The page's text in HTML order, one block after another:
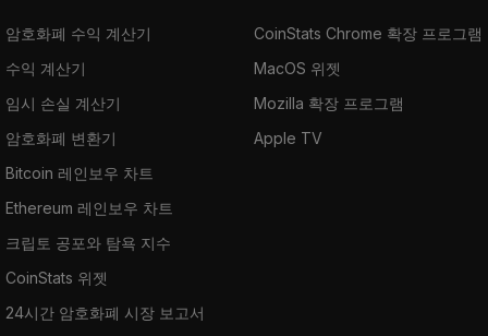
암호화폐 수익 계산기
수익 계산기
임시 손실 계산기
암호화폐 변환기
Bitcoin 레인보우 차트
Ethereum 레인보우 차트
크립토 공포와 탐욕 지수
CoinStats 위젯
24시간 암호화폐 시장 보고서
CoinStats Chrome 확장 프로그램
MacOS 위젯
Mozilla 확장 프로그램
Apple TV